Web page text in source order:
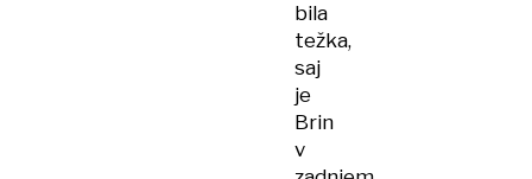
bila
težka,
saj
je
Brin
v